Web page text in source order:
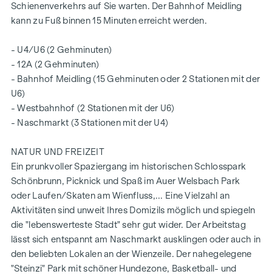
Schienenverkehrs auf Sie warten. Der Bahnhof Meidling
kann zu Fuß binnen 15 Minuten erreicht werden.
- U4/U6 (2 Gehminuten)
- 12A (2 Gehminuten)
- Bahnhof Meidling (15 Gehminuten oder 2 Stationen mit der
U6)
- Westbahnhof (2 Stationen mit der U6)
- Naschmarkt (3 Stationen mit der U4)
NATUR UND FREIZEIT
Ein prunkvoller Spaziergang im historischen Schlosspark
Schönbrunn, Picknick und Spaß im Auer Welsbach Park
oder Laufen/Skaten am Wienfluss,... Eine Vielzahl an
Aktivitäten sind unweit Ihres Domizils möglich und spiegeln
die "lebenswerteste Stadt" sehr gut wider. Der Arbeitstag
lässt sich entspannt am Naschmarkt ausklingen oder auch in
den beliebten Lokalen an der Wienzeile. Der nahegelegene
"Steinzi" Park mit schöner Hundezone, Basketball- und